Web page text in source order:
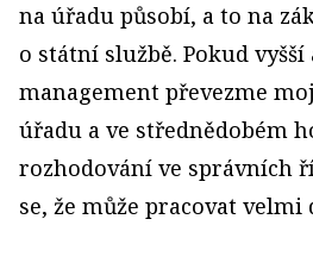
na úřadu působí, a to na
o státní službě. Pokud
management převezme
úřadu a ve střednědobém
rozhodování ve správních
se, že může pracovat velmi